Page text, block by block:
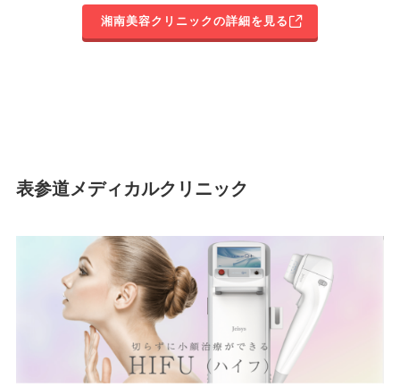
湘南美容クリニックの詳細を見る
表参道メディカルクリニック